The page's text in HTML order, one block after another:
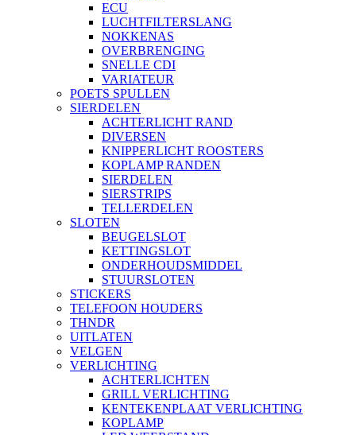
ECU
LUCHTFILTERSLANG
NOKKENAS
OVERBRENGING
SNELLE CDI
VARIATEUR
POETS SPULLEN
SIERDELEN
ACHTERLICHT RAND
DIVERSEN
KNIPPERLICHT ROOSTERS
KOPLAMP RANDEN
SIERDELEN
SIERSTRIPS
TELLERDELEN
SLOTEN
BEUGELSLOT
KETTINGSLOT
ONDERHOUDSMIDDEL
STUURSLOTEN
STICKERS
TELEFOON HOUDERS
THNDR
UITLATEN
VELGEN
VERLICHTING
ACHTERLICHTEN
GRILL VERLICHTING
KENTEKENPLAAT VERLICHTING
KOPLAMP